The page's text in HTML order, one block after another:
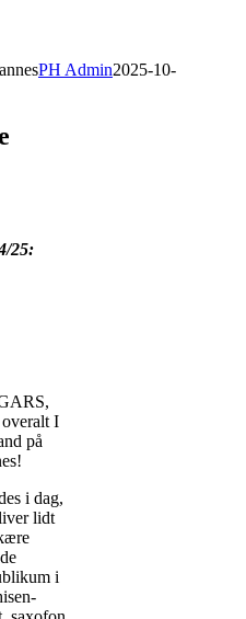
PH Admin2025-10-
25:
I
på
i dag,
lidt
i